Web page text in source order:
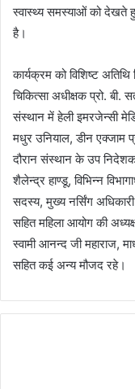
स्वास्थ्य समस्याओं को देखते
है।
कार्यक्रम को विशिष्ट अतिथि
चिकित्सा अधीक्षक प्रो. बी.
संस्थान में हेली इमरजेन्सी
मधुर उनियाल, डीन एक्जाम
दौरान संस्थान के उप निदेशक
शैलेन्द्र हाण्डू, विभिन्न
सदस्य, मुख्य नर्सिंग
सहित महिला आयोग की
स्वामी आनन्द जी महाराज,
सहित कई अन्य मौजद रहे।